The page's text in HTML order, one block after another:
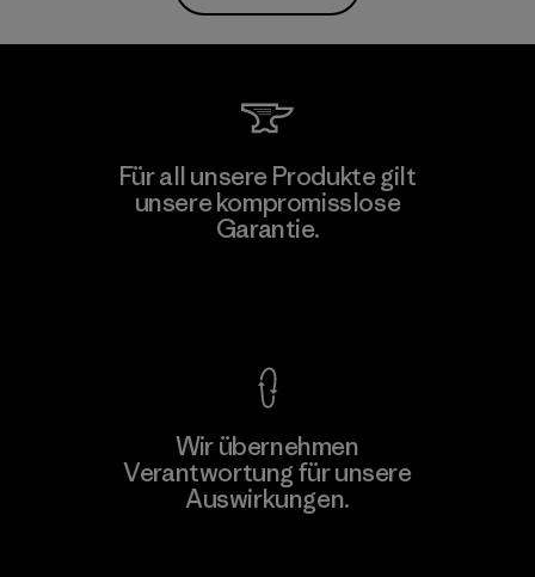
Für all unsere Produkte gilt
unsere kompromisslose
Garantie.
Wir übernehmen
Verantwortung für unsere
Auswirkungen.